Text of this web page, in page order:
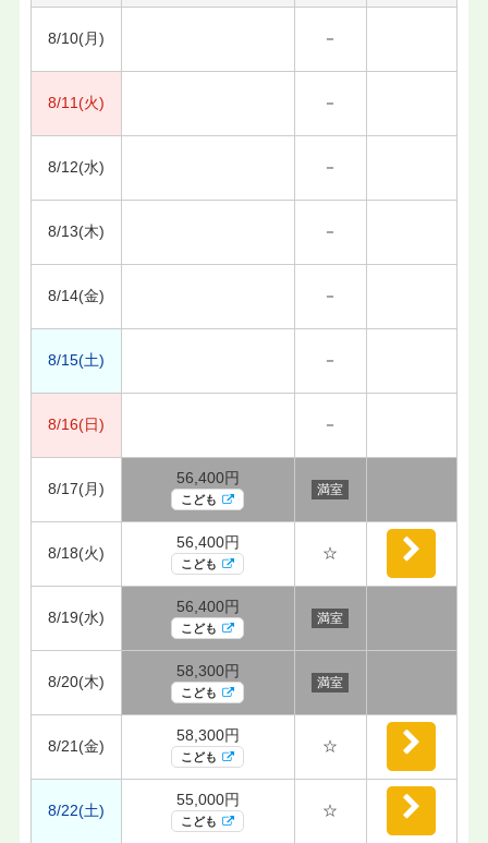
8/10(月) －
8/11(火) －
8/12(水) －
8/13(木) －
8/14(金) －
8/15(土) －
8/16(日) －
8/17(月)
56,400円
こども
満室
8/18(火)
56,400円
こども
☆
8/19(水)
56,400円
こども
満室
8/20(木)
58,300円
こども
満室
8/21(金)
58,300円
こども
☆
8/22(土)
55,000円
こども
☆